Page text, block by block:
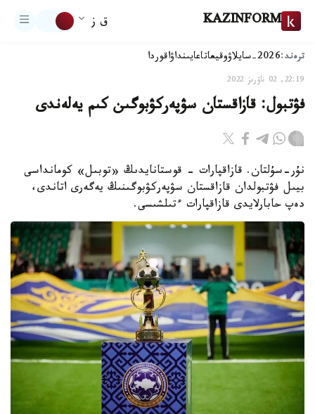
KAZINFORM ق ز
ترەند:2026-سايلاۋ وقيعاتاعايىنداۋاقوردا
22:19, 02 ناۋرىز 2022
فۋتبول: قازاقستان سۋپەركۋبوگىن كىم يەلەندى
نۇر-سۇلتان. قازاقپارات - قوستانايدىڭ «توبىل» كومانداسى
بيىل فۋتبولدان قازاقستان سۋپەركۋبوگىنىڭ يەگەرى اتاندى،
دەپ حابارلايدى قازاقپارات ءتىلشىسى.